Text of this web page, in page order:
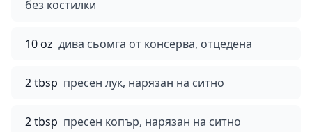
без костилки
10 oz дива сьомга от консерва, отцедена
2 tbsp пресен лук, нарязан на ситно
2 tbsp пресен копър, нарязан на ситно